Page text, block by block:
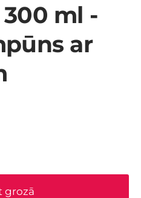
ml -
ar
grozā